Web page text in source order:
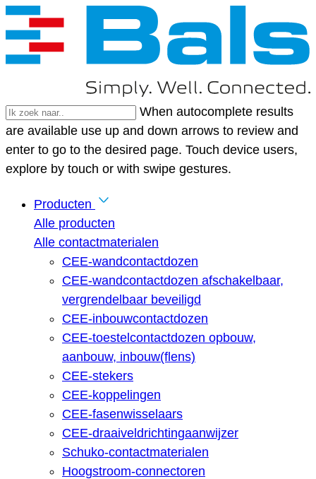
When autocomplete results
are available use up and down arrows to review and
enter to go to the desired page. Touch device users,
explore by touch or with swipe gestures.
Producten
Alle producten
Alle contactmaterialen
CEE-wandcontactdozen
CEE-wandcontactdozen afschakelbaar,
vergrendelbaar beveiligd
CEE-inbouwcontactdozen
CEE-toestelcontactdozen opbouw,
aanbouw, inbouw(flens)
CEE-stekers
CEE-koppelingen
CEE-fasenwisselaars
CEE-draaiveldrichtingaanwijzer
Schuko-contactmaterialen
Hoogstroom-connectoren